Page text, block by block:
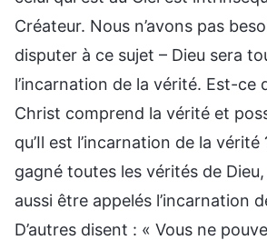
Créateur. Nous n’avons pas
disputer à ce sujet – Dieu sera
l’incarnation de la vérité. Est-ce
Christ comprend la vérité et
qu’Il est l’incarnation de la
gagné toutes les vérités de
aussi être appelés l’incarnation
D’autres disent : « Vous ne